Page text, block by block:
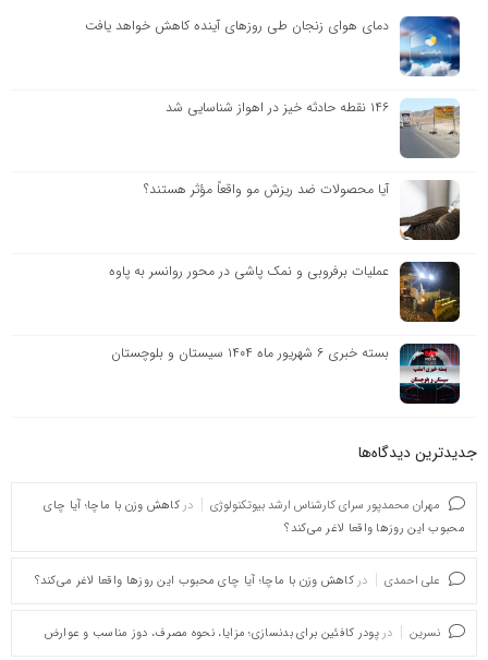
دمای هوای زنجان طی روزهای آینده کاهش خواهد یافت
۱۴۶ نقطه حادثه خیز در اهواز شناسایی شد
آیا محصولات ضد ریزش مو واقعاً مؤثر هستند؟
عملیات برفروبی و نمک پاشی در محور روانسر به پاوه
بسته خبری ۶ شهریور ماه ۱۴۰۴ سیستان و بلوچستان
جدیدترین دیدگاه‌‌ها
مهران محمدپور سرای کارشناس ارشد بیوتکنولوژی در کاهش وزن با ماچا؛ آیا چای
محبوب این روزها واقعا لاغر می‌کند؟
علی احمدی در کاهش وزن با ماچا؛ آیا چای محبوب این روزها واقعا لاغر می‌کند؟
نسرین در پودر کافئین برای بدنسازی؛ مزایا، نحوه مصرف، دوز مناسب و عوارض